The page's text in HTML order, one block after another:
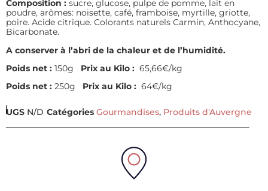
Composition : sucre, glucose, pulpe de pomme, lait en
poudre, arômes: noisette, café, framboise, myrtille, griotte,
poire. Acide citrique. Colorants naturels Carmin, Anthocyane,
Bicarbonate.
A conserver à l’abri de la chaleur et de l’humidité.
Poids net : 150g Prix au Kilo : 65,66€/kg
Poids net : 250g Prix au Kilo : 64€/kg
UGS N/D Catégories Gourmandises, Produits d'Auvergne